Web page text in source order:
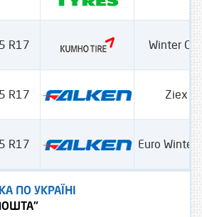
R17 Winter
R17 Ziex
R17 Euro Winter
ПО УКРАЇНІ